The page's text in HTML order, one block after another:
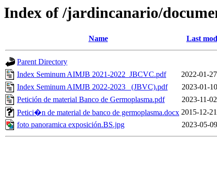
Index of /jardincanario/
Name Last
Parent Directory
Index Seminum AIMJB 2021-2022_JBCVC.pdf
2022-01-
Index Seminum AIMJB 2022-2023_ (JBVC).pdf
2023-01-
Petición de material Banco de Germoplasma.pdf
2023-11-
Petici�n de material de banco de germoplasma.docx 2015-12-
foto panoramica exposición.BS.jpg
2023-05-